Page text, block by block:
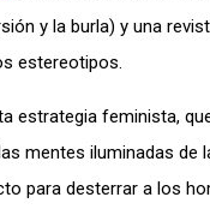
y la burla) y una
estereotipos.
estrategia feminista,
mentes iluminadas
para desterrar a los